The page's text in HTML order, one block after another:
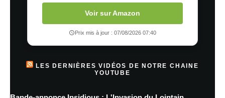
Voir sur Amazon
Prix mis à jour : 07/08/2026 07:40
LES DERNIÈRES VIDÉOS DE NOTRE CHAINE
YOUTUBE